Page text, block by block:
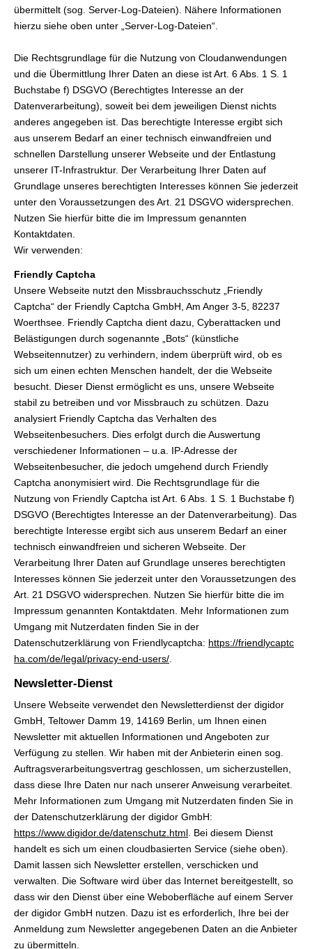
übermittelt (sog. Server-Log-Dateien). Nähere Informationen
hierzu siehe oben unter „Server-Log-Dateien“.
Die Rechtsgrundlage für die Nutzung von Cloudanwendungen
und die Übermittlung Ihrer Daten an diese ist Art. 6 Abs. 1 S. 1
Buchstabe f) DSGVO (Berechtigtes Interesse an der
Datenverarbeitung), soweit bei dem jeweiligen Dienst nichts
anderes angegeben ist. Das berechtigte Interesse ergibt sich
aus unserem Bedarf an einer technisch einwandfreien und
schnellen Darstellung unserer Webseite und der Entlastung
unserer IT-Infrastruktur. Der Verarbeitung Ihrer Daten auf
Grundlage unseres berechtigten Interesses können Sie jederzeit
unter den Voraussetzungen des Art. 21 DSGVO widersprechen.
Nutzen Sie hierfür bitte die im Impressum genannten
Kontaktdaten.
Wir verwenden:
Friendly Captcha
Unsere Webseite nutzt den Missbrauchsschutz „Friendly
Captcha“ der Friendly Captcha GmbH, Am Anger 3-5, 82237
Woerthsee. Friendly Captcha dient dazu, Cyberattacken und
Belästigungen durch sogenannte „Bots“ (künstliche
Webseitennutzer) zu verhindern, indem überprüft wird, ob es
sich um einen echten Menschen handelt, der die Webseite
besucht. Dieser Dienst ermöglicht es uns, unsere Webseite
stabil zu betreiben und vor Missbrauch zu schützen. Dazu
analysiert Friendly Captcha das Verhalten des
Webseitenbesuchers. Dies erfolgt durch die Auswertung
verschiedener Informationen – u.a. IP-Adresse der
Webseitenbesucher, die jedoch umgehend durch Friendly
Captcha anonymisiert wird. Die Rechtsgrundlage für die
Nutzung von Friendly Captcha ist Art. 6 Abs. 1 S. 1 Buchstabe f)
DSGVO (Berechtigtes Interesse an der Datenverarbeitung). Das
berechtigte Interesse ergibt sich aus unserem Bedarf an einer
technisch einwandfreien und sicheren Webseite. Der
Verarbeitung Ihrer Daten auf Grundlage unseres berechtigten
Interesses können Sie jederzeit unter den Voraussetzungen des
Art. 21 DSGVO widersprechen. Nutzen Sie hierfür bitte die im
Impressum genannten Kontaktdaten. Mehr Informationen zum
Umgang mit Nutzerdaten finden Sie in der
Datenschutzerklärung von Friendlycaptcha: https://friendlycaptc
ha.com/de/legal/privacy-end-users/
Newsletter-Dienst
Unsere Webseite verwendet den Newsletterdienst der digidor
GmbH, Teltower Damm 19, 14169 Berlin, um Ihnen einen
Newsletter mit aktuellen Informationen und Angeboten zur
Verfügung zu stellen. Wir haben mit der Anbieterin einen sog.
Auftragsverarbeitungsvertrag geschlossen, um sicherzustellen,
dass diese Ihre Daten nur nach unserer Anweisung verarbeitet.
Mehr Informationen zum Umgang mit Nutzerdaten finden Sie in
der Datenschutzerklärung der digidor GmbH:
https://www.digidor.de/datenschutz.html . Bei diesem Dienst
handelt es sich um einen cloudbasierten Service (siehe oben).
Damit lassen sich Newsletter erstellen, verschicken und
verwalten. Die Software wird über das Internet bereitgestellt, so
dass wir den Dienst über eine Weboberfläche auf einem Server
der digidor GmbH nutzen. Dazu ist es erforderlich, Ihre bei der
Anmeldung zum Newsletter angegebenen Daten an die Anbieter
zu übermitteln.